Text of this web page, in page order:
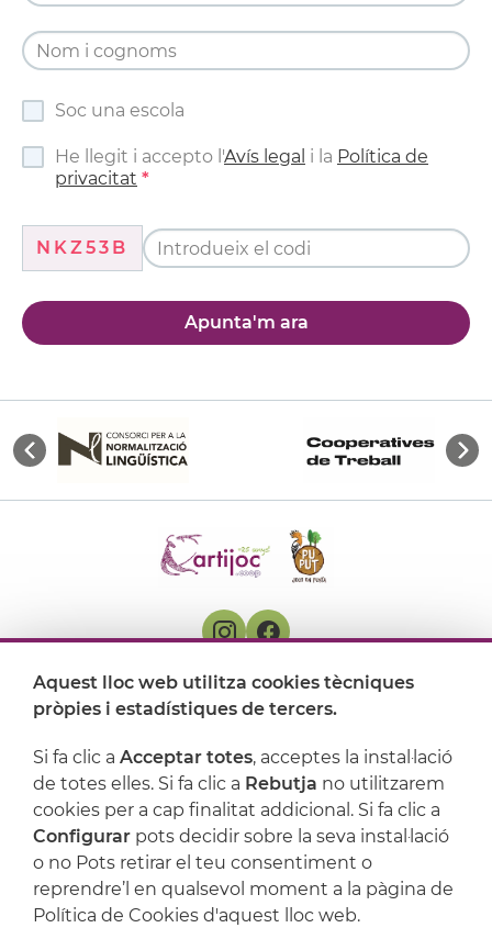
Soc una escola
He llegit i accepto l'Avís legal i la Política de
privacitat
NKZ53B
Apunta'm ara
On ens trobem
Suport
Aquest lloc web utilitza cookies tècniques
pròpies i estadístiques de tercers.
Si fa clic a Acceptar totes, acceptes la instal·lació
de totes elles. Si fa clic a Rebutja no utilitzarem
cookies per a cap finalitat addicional. Si fa clic a
Configurar pots decidir sobre la seva instal·lació
o no Pots retirar el teu consentiment o
reprendre’l en qualsevol moment a la pàgina de
Política de Cookies d'aquest lloc web.